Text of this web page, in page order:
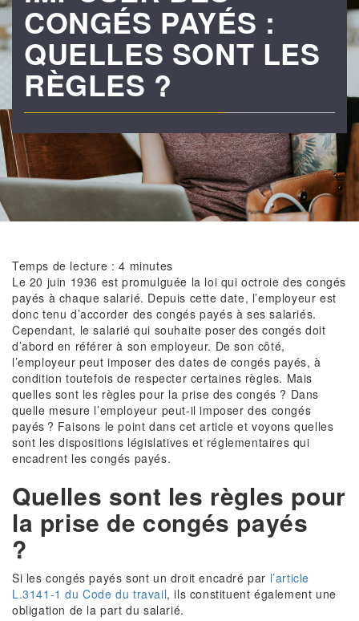
CONGÉS PAYÉS :
QUELLES SONT LES
RÈGLES ?
Temps de lecture :4 minutes
Le 20 juin 1936 est promulguée la loi qui octroie des congés
payés à chaque salarié. Depuis cette date, l’employeur est
donc tenu d’accorder des congés payés à ses salariés.
Cependant, le salarié qui souhaite poser des congés doit
d’abord en référer à son employeur. De son côté,
l’employeur peut imposer des dates de congés payés, à
condition toutefois de respecter certaines règles. Mais
quelles sont les règles pour la prise des congés ? Dans
quelle mesure l’employeur peut-il imposer des congés
payés ? Faisons le point dans cet article et voyons quelles
sont les dispositions législatives et réglementaires qui
encadrent les congés payés.
Quelles sont les règles pour
la prise de congés payés
?
Si les congés payés sont un droit encadré par l’article
L.3141-1 du Code du travail, ils constituent également une
obligation de la part du salarié.